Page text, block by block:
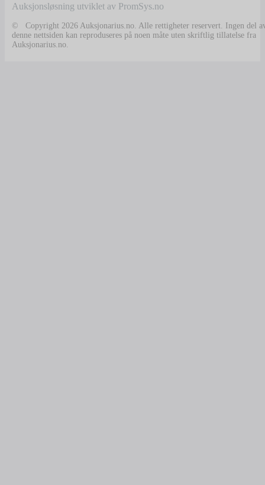
Auksjonsløsning utviklet av PromSys.no
© Copyright 2026 Auksjonarius.no. Alle rettigheter reservert. Ingen del
denne nettsiden kan reproduseres på noen måte uten skriftlig tillatelse fra
Auksjonarius.no.